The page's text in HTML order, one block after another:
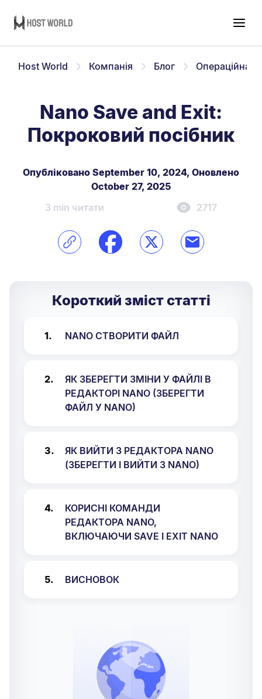
Host World Компанія Блог Операційна
Nano Save and Exit:
Покроковий посібник
Опубліковано September 10, 2024, Оновлено
October 27, 2025
3 min читати
2717
Короткий зміст статті
NANO СТВОРИТИ ФАЙЛ
ЯК ЗБЕРЕГТИ ЗМІНИ У ФАЙЛІ В
РЕДАКТОРІ NANO (ЗБЕРЕГТИ
ФАЙЛ У NANO)
ЯК ВИЙТИ З РЕДАКТОРА NANO
(ЗБЕРЕГТИ І ВИЙТИ З NANO)
КОРИСНІ КОМАНДИ
РЕДАКТОРА NANO,
ВКЛЮЧАЮЧИ SAVE І EXIT NANO
ВИСНОВОК